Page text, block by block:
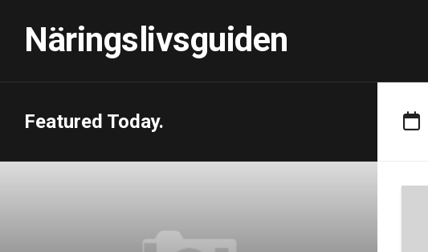
contentNäringslivsguiden
Featured Today.